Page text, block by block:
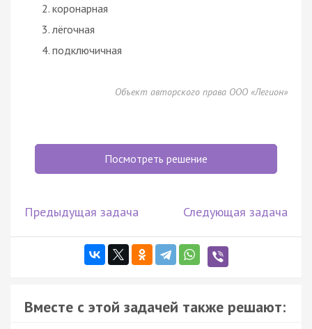
коронарная
лёгочная
подключичная
Объект авторского права ООО «Легион»
Посмотреть решение
Предыдущая задача Следующая задача
Вместе с этой задачей также решают: